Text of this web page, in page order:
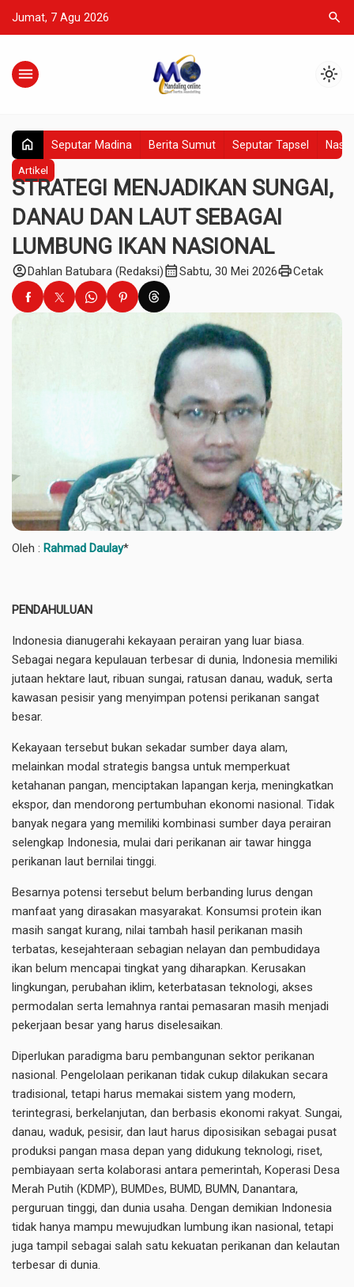
Jumat, 7 Agu 2026 search
menu light_mode
home Seputar Madina Berita Sumut Seputar Tapsel
Artikel
STRATEGI MENJADIKAN SUNGAI,
DANAU DAN LAUT SEBAGAI
LUMBUNG IKAN NASIONAL
account_circleDahlan Batubara (Redaksi)calendar_monthSabtu, 30 Mei 2026printCetak
Oleh : Rahmad Daulay*
PENDAHULUAN
Indonesia dianugerahi kekayaan perairan yang luar biasa.
Sebagai negara kepulauan terbesar di dunia, Indonesia memiliki
jutaan hektare laut, ribuan sungai, ratusan danau, waduk, serta
kawasan pesisir yang menyimpan potensi perikanan sangat
besar.
Kekayaan tersebut bukan sekadar sumber daya alam,
melainkan modal strategis bangsa untuk memperkuat
ketahanan pangan, menciptakan lapangan kerja, meningkatkan
ekspor, dan mendorong pertumbuhan ekonomi nasional. Tidak
banyak negara yang memiliki kombinasi sumber daya perairan
selengkap Indonesia, mulai dari perikanan air tawar hingga
perikanan laut bernilai tinggi.
Besarnya potensi tersebut belum berbanding lurus dengan
manfaat yang dirasakan masyarakat. Konsumsi protein ikan
masih sangat kurang, nilai tambah hasil perikanan masih
terbatas, kesejahteraan sebagian nelayan dan pembudidaya
ikan belum mencapai tingkat yang diharapkan. Kerusakan
lingkungan, perubahan iklim, keterbatasan teknologi, akses
permodalan serta lemahnya rantai pemasaran masih menjadi
pekerjaan besar yang harus diselesaikan.
Diperlukan paradigma baru pembangunan sektor perikanan
nasional. Pengelolaan perikanan tidak cukup dilakukan secara
tradisional, tetapi harus memakai sistem yang modern,
terintegrasi, berkelanjutan, dan berbasis ekonomi rakyat. Sungai,
danau, waduk, pesisir, dan laut harus diposisikan sebagai pusat
produksi pangan masa depan yang didukung teknologi, riset,
pembiayaan serta kolaborasi antara pemerintah, Koperasi Desa
Merah Putih (KDMP), BUMDes, BUMD, BUMN, Danantara,
perguruan tinggi, dan dunia usaha. Dengan demikian Indonesia
tidak hanya mampu mewujudkan lumbung ikan nasional, tetapi
juga tampil sebagai salah satu kekuatan perikanan dan kelautan
terbesar di dunia.